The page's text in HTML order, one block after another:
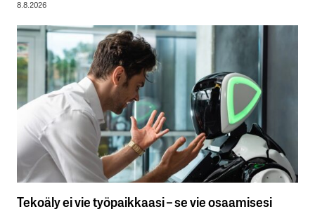
8.8.2026
Tekoäly ei vie työpaikkaasi – se vie osaamisesi